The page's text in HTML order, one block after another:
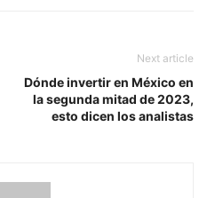
Next article
Dónde invertir en México en
la segunda mitad de 2023,
esto dicen los analistas